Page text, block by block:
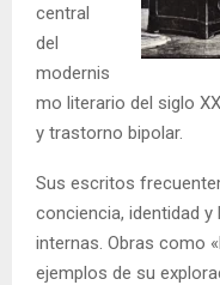
central
del
modernis
mo literario del siglo
y trastorno bipolar.
Sus escritos
conciencia, identidad y
internas. Obras como
ejemplos de su